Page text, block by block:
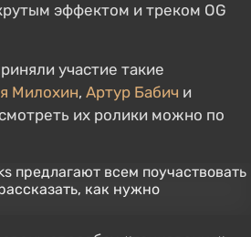
эффектом и треком OG
участие такие
Милохин, Артур Бабич и
их ролики можно по